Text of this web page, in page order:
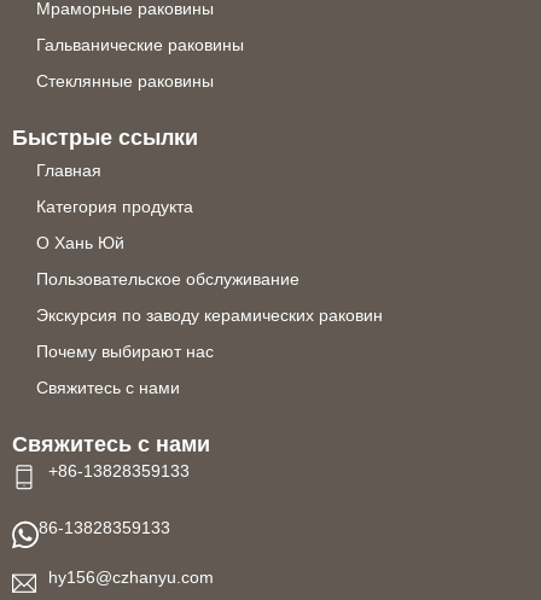
Мраморные раковины
Гальванические раковины
Стеклянные раковины
Быстрые ссылки
Главная
Категория продукта
О Хань Юй
Пользовательское обслуживание
Экскурсия по заводу керамических раковин
Почему выбирают нас
Свяжитесь с нами
Свяжитесь с нами
+86-13828359133
86-13828359133
hy156@czhanyu.com